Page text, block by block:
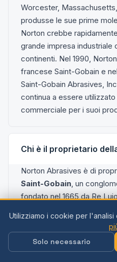
Worcester,
produsse le sue prime
Norton crebbe
grande impresa industriale
continenti. Nel 1990,
francese Saint-Gobain e
Saint-Gobain Abrasives,
continua a essere
commerciale per i suoi
Chi è il proprietario
Norton Abrasives è di
Saint-Gobain , un
fondato nel 1665 da Re
miliardi di dollari. Oggi,
per azioni (Euronext Paris:
circa 47 miliardi di dollari e
Utilizziamo i cookie per l'analisi
Solo necessario